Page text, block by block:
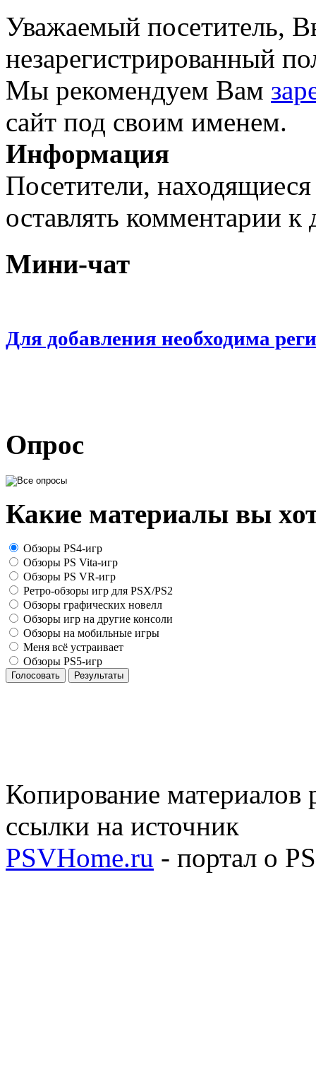
Уважаемый посетитель,
незарегистрированный
Мы рекомендуем Вам
сайт под своим именем.
Информация
Посетители,
оставлять комментарии
Мини-чат
Для добавления необходима
Опрос
Какие материалы вы
Обзоры PS4-игр
Обзоры PS Vita-игр
Обзоры PS VR-игр
Ретро-обзоры игр для PSX/PS2
Обзоры графических новелл
Обзоры игр на другие консоли
Обзоры на мобильные игры
Меня всё устраивает
Обзоры PS5-игр
Голосовать Результаты
Копирование материалов
ссылки на источник
PSVHome.ru - портал о